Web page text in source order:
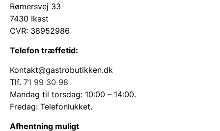
Rømersvej 33
7430 Ikast
CVR: 38952986
Telefon træffetid:
Kontakt@gastrobutikken.dk
Tlf. 71 99 30 98
Mandag til torsdag: 10:00 – 14:00.
Fredag: Telefonlukket.
Afhentning muligt